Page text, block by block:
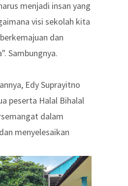
menjadi insan yang
visi sekolah kita
dan
Sambungnya.
Edy Suprayitno
peserta Halal Bihalal
dalam
menyelesaikan